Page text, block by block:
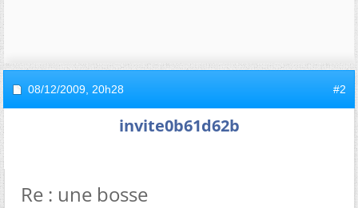
08/12/2009, 20h28 #2
invite0b61d62b
Re : une bosse